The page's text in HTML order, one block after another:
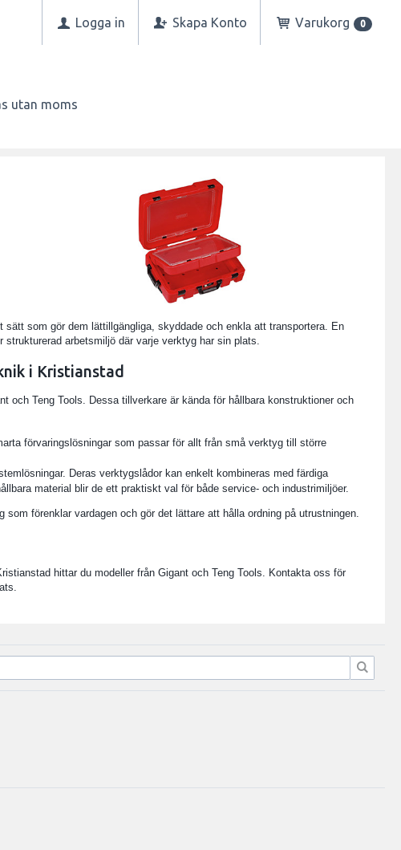
Logga in Skapa Konto Varukorg 0
utan moms
som gör dem lättillgängliga, skyddade och enkla att transportera. En
arbetsmiljö där varje verktyg har sin plats.
i Kristianstad
och Teng Tools. Dessa tillverkare är kända för hållbara konstruktioner och
förvaringslösningar som passar för allt från små verktyg till större
Deras verktygslådor kan enkelt kombineras med färdiga
material blir de ett praktiskt val för både service- och industrimiljöer.
förenklar vardagen och gör det lättare att hålla ordning på utrustningen.
hittar du modeller från Gigant och Teng Tools. Kontakta oss för